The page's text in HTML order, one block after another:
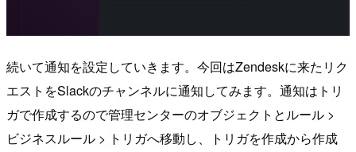
続いて通知を設定していきます。今回はZendeskに来たリク
エストをSlackのチャンネルに通知してみます。通知はトリ
ガで作成するので管理センターのオブジェクトとルール >
ビジネスルール > トリガへ移動し、トリガを作成から作成